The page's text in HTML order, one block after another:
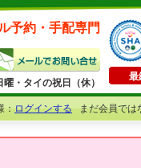
予約・手配専門
・タイの祝日（休）
最
：ログインするまだ会員では